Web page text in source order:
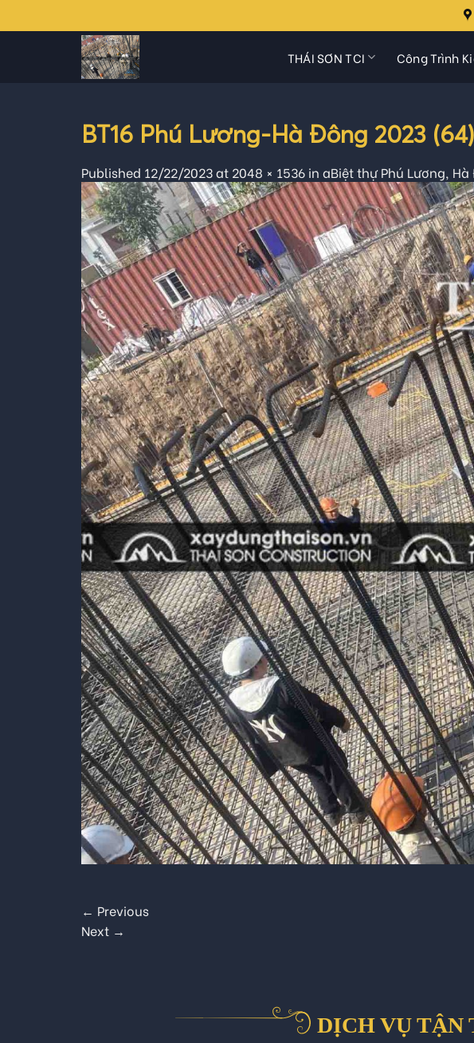
to
THÁI SƠN TCI Công Trình
BT16 Phú Lương-Hà Đông 2023 (64)
Published 12/22/2023at 2048 × 1536 in aBiệt thự Phú Lương,
← Previous
Next →
DỊCH VỤ TẬN